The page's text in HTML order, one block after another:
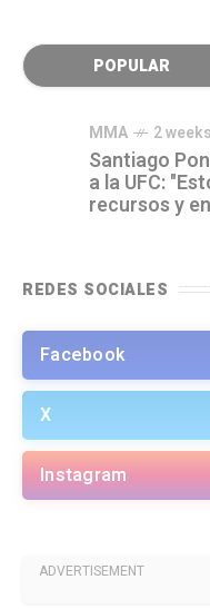
POPULAR
MMA 2
Santiago
a la UFC:
recursos y
REDES SOCIALES
Facebook
X
Instagram
ADVERTISEMENT